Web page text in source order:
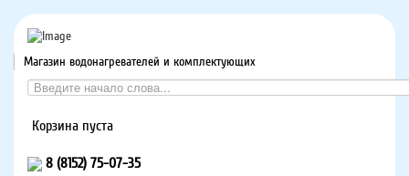
Магазин водонагревателей и комплектующих
Корзина пуста
8 (8152) 75-07-35